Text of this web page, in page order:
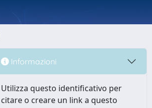
Informazioni
Utilizza questo identificativo per
citare o creare un link a questo